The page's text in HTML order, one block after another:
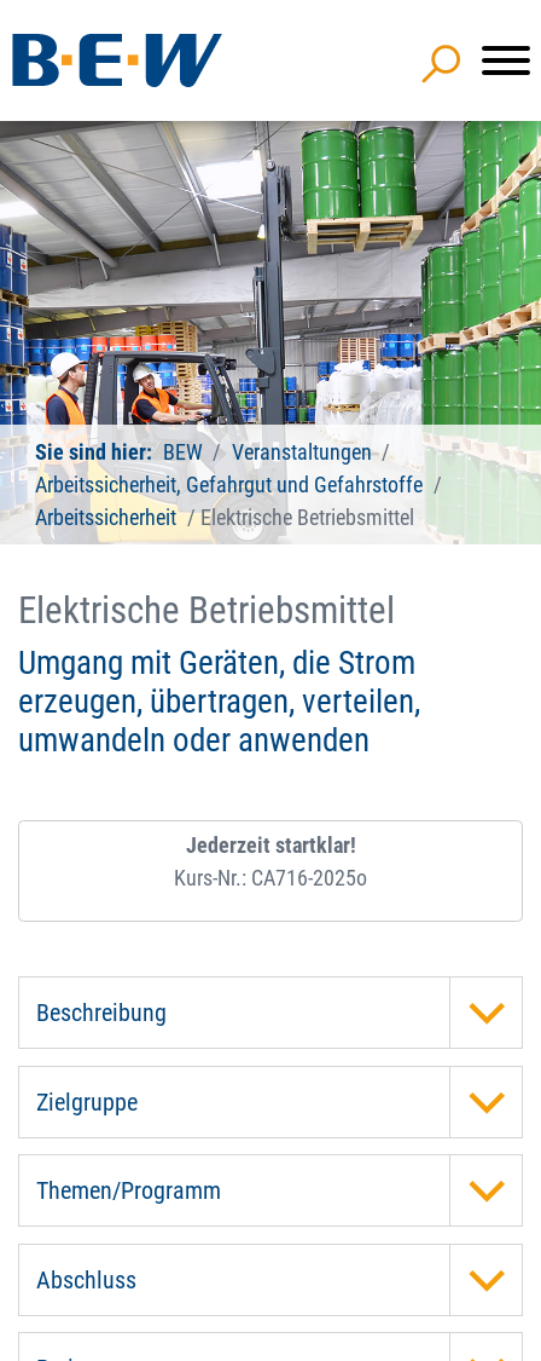
Sie sind hier: BEW
Veranstaltungen
Arbeitssicherheit, Gefahrgut und Gefahrstoffe
Arbeitssicherheit
Elektrische Betriebsmittel
Elektrische Betriebsmittel
Umgang mit Geräten, die Strom
erzeugen, übertragen, verteilen,
umwandeln oder anwenden
Jederzeit startklar!
Kurs-Nr.: CA716-2025o
Beschreibung
Zielgruppe
Themen/Programm
Abschluss